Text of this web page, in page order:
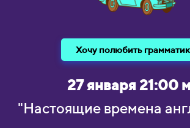
Хочу полюбить
27 января 21:00
"Настоящие времена